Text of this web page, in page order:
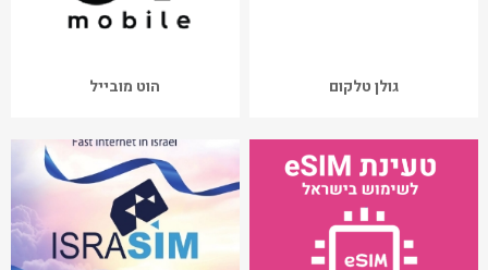
גולן טלקום הוט מובייל